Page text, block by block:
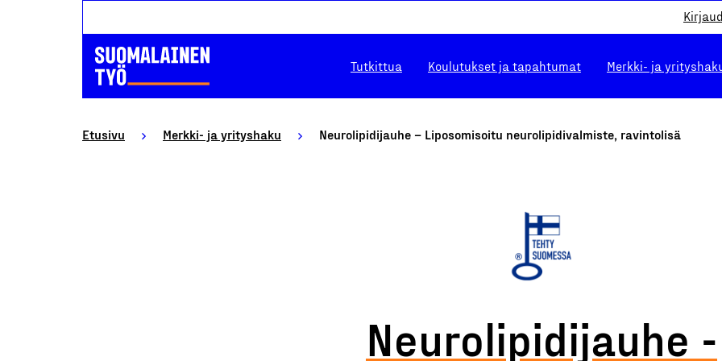
Tutkittua Koulutukset ja tapahtumat Merkki- ja
Etusivu Merkki- ja yrityshaku Neurolipidijauhe – Liposomisoitu neurolipidivalmiste, ravintolisä
Neurolipidijauhe -